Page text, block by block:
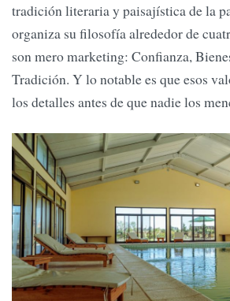
tradición literaria y paisajística de la
organiza su filosofía alrededor de
son mero marketing: Confianza,
Tradición. Y lo notable es que esos
los detalles antes de que nadie los